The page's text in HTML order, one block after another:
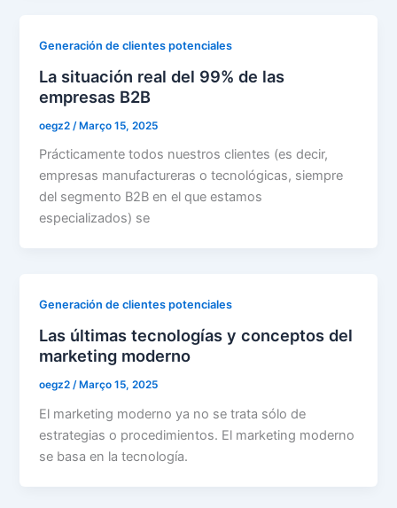
Generación de clientes potenciales
La situación real del 99% de las
empresas B2B
oegz2 /Março 15, 2025
Prácticamente todos nuestros clientes (es decir,
empresas manufactureras o tecnológicas, siempre
del segmento B2B en el que estamos
especializados) se
Generación de clientes potenciales
Las últimas tecnologías y conceptos del
marketing moderno
oegz2 /Março 15, 2025
El marketing moderno ya no se trata sólo de
estrategias o procedimientos. El marketing moderno
se basa en la tecnología.